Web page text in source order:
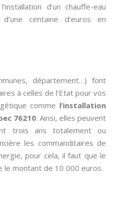
d’un chauffe-eau
centaine d’euros en
département…) font
à celles de l’Etat pour vos
comme l’installation
76210. Ainsi, elles peuvent
trois ans totalement ou
les commanditaires de
pour cela, il faut que le
le montant de 10 000 euros.